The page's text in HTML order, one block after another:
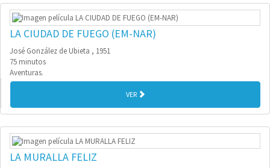
LA CIUDAD DE FUEGO (EM-NAR)
José González de Ubieta , 1951
75 minutos
Aventuras.
VER
LA MURALLA FELIZ